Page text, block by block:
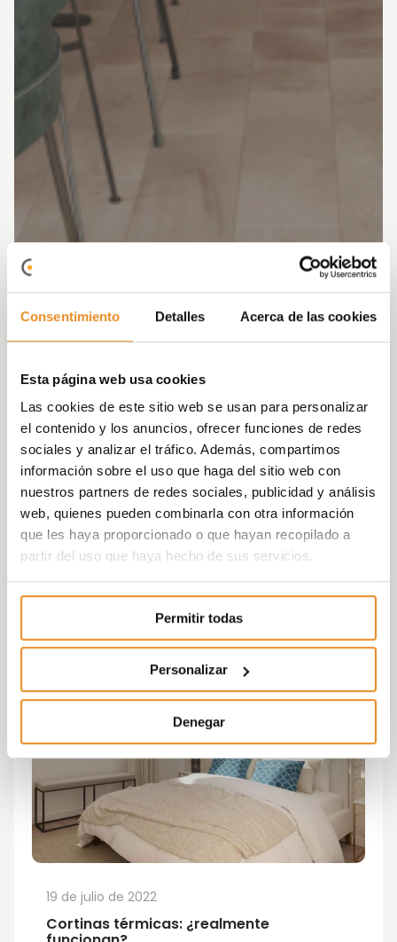
Consentimiento Detalles Acerca de las cookies
Esta página web usa cookies
Las cookies de este sitio web se usan para personalizar
el contenido y los anuncios, ofrecer funciones de redes
sociales y analizar el tráfico. Además, compartimos
información sobre el uso que haga del sitio web con
nuestros partners de redes sociales, publicidad y análisis
web, quienes pueden combinarla con otra información
que les haya proporcionado o que hayan recopilado a
partir del uso que haya hecho de sus servicios.
Permitir todas
Personalizar
Denegar
Cortinas térmicas: ¿realmente
19 de julio de 2022